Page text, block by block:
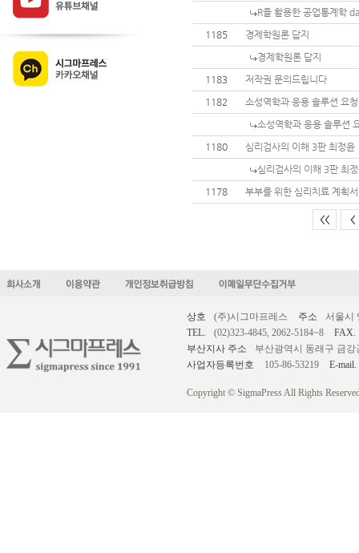
R을 활용한 공업통계학
1185
경제학원론 답지
경제학원론 답지
1183
저작권 문의드립니다
1182
소성역학과 응용 솔루션 요청
소성역학과 응용 솔루션
1180
심리검사의 이해 3판 최정윤
심리검사의 이해 3판 최
1178
부부를 위한 심리치료 계획
<< <
상호 (주)시그마프레스 주소
서울시
TEL.
(02)323-4845, 2062-5184~8
FAX.
부산지사 주소
부산광역시 동래구 금강
사업자등록번호
105-86-53219 E-mail.
Copyright © SigmaPress All Rights